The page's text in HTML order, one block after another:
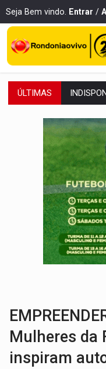
Seja Bem vindo. Entrar /
ÚLTIMAS
PERIGO:
CLUBE
Mulheres da
inspiram